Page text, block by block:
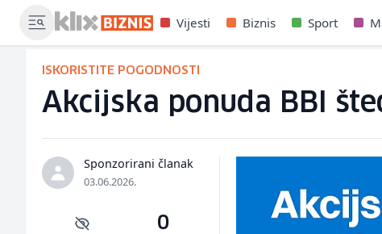
Vijesti Biznis Sport
ISKORISTITE POGODNOSTI
Akcijska ponuda BBI
Sponzorirani članak
03.06.2026.
0